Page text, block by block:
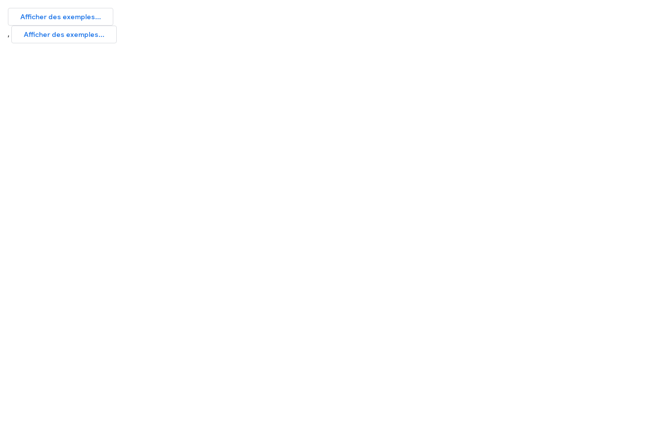
Afficher des exemples...
, Afficher des exemples...